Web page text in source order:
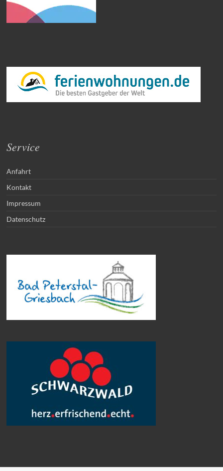
Service
Anfahrt
Kontakt
Impressum
Datenschutz